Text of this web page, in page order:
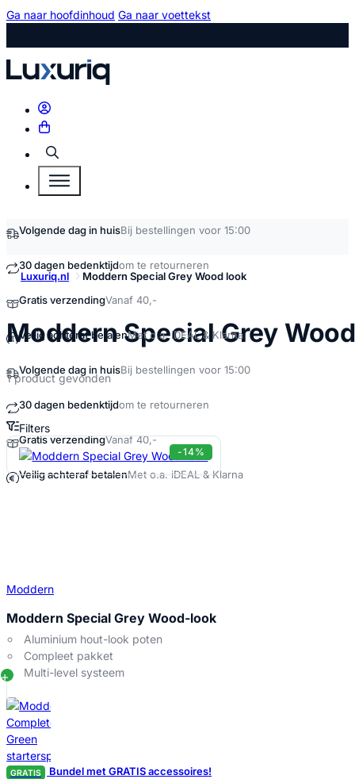
Ga naar hoofdinhoud Ga naar voettekst
Zoeken
Volgende dag in huisBij bestellingen voor 15:00
30 dagen bedenktijdom te retourneren
Gratis verzendingVanaf 40,-
Veilig achteraf betalenMet o.a. iDEAL & Klarna
Volgende dag in huisBij bestellingen voor 15:00
30 dagen bedenktijdom te retourneren
Gratis verzendingVanaf 40,-
Veilig achteraf betalenMet o.a. iDEAL & Klarna
Luxuriq.nl Moddern Special Grey Wood look
Moddern Special Grey
1 product gevonden
Filters
Moddern Special Grey Wood look
-14%
Moddern
Moddern Special Grey Wood-look
Aluminium hout-look poten
Compleet pakket
Multi-level systeem
GRATIS Bundel met GRATIS accessoires!